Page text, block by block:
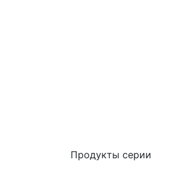
Продукты серии